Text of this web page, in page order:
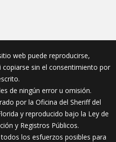
web puede reproducirse,
sin el consentimiento por
de ningún error u omisión.
por la Oficina del Sheriff del
y reproducido bajo la Ley de
y Registros Públicos.
los esfuerzos posibles para